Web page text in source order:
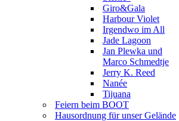
Giro&Gala
Harbour Violet
Irgendwo im All
Jade Lagoon
Jan Plewka und
Marco Schmedtje
Jerry K. Reed
Nanée
Tijuana
Feiern beim BOOT
Hausordnung für unser Gelände